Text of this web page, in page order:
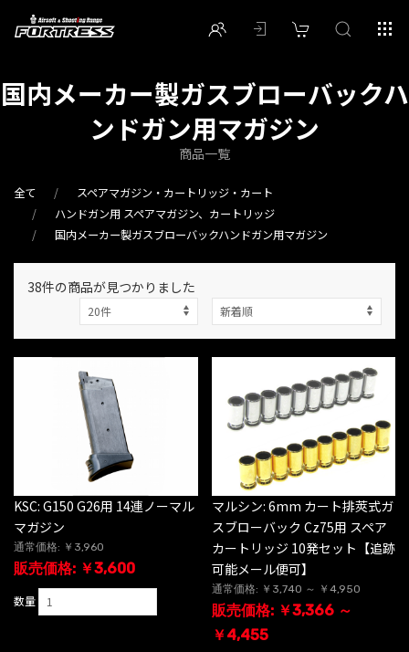
国内メーカー製ガスブローバックハ
ンドガン用マガジン
商品一覧
全て
スペアマガジン・カートリッジ・カート
ハンドガン用 スペアマガジン、カートリッジ
国内メーカー製ガスブローバックハンドガン用マガジン
38件の商品が見つかりました
KSC: G150 G26用 14連ノーマル
マガジン
通常価格: ￥3,960
販売価格: ￥3,600
数量
マルシン: 6mm カート排莢式ガ
スブローバック Cz75用 スペア
カートリッジ 10発セット【追跡
可能メール便可】
通常価格: ￥3,740 ～ ￥4,950
販売価格: ￥3,366 ～
￥4,455